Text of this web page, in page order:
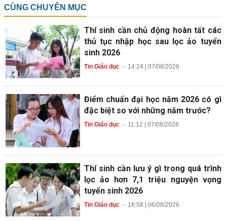
CÙNG CHUYÊN MỤC
Thí sinh cần chủ động hoàn tất các
thủ tục nhập học sau lọc ảo tuyển
sinh 2026
Tin Giáo dục- 14:24 | 07/08/2026
Điểm chuẩn đại học năm 2026 có gì
đặc biệt so với những năm trước?
Tin Giáo dục- 11:12 | 07/08/2026
Thí sinh cần lưu ý gì trong quá trình
lọc ảo hơn 7,1 triệu nguyện vọng
tuyển sinh 2026
Tin Giáo dục- 16:58 | 06/08/2026